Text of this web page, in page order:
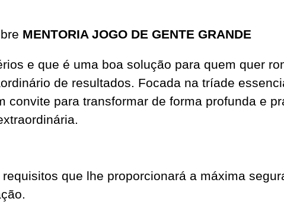
MENTORIA JOGO DE GENTE GRANDE
e que é uma boa solução para quem quer
de resultados. Focada na tríade
convite para transformar de forma profunda e
que lhe proporcionará a máxima